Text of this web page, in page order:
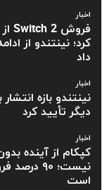
اخبار
کرد؛ نینتندو از
داد
اخبار
دیگر تأیید کرد
اخبار
کپکام از آینده
نیست؛
است